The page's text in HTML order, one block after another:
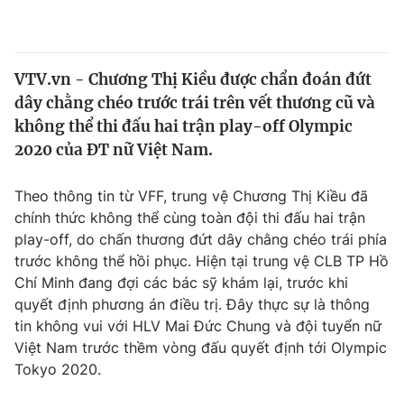
Thế giới
Tin tức
Thế giới đó đây
Câu chuyện quốc tế
Kinh tế
Thị trường
Góc doanh nghiệp
Truyền hình
Phim VTV
Hậu trường
Nhân vật
Khán giả
Giải trí
Điện ảnh
Âm nhạc
Đời sống
Du lịch
VTV.vn - Chương Thị Kiều được chẩn đoán đứt
dây chằng chéo trước trái trên vết thương cũ và
không thể thi đấu hai trận play-off Olympic
2020 của ĐT nữ Việt Nam.
Theo thông tin từ VFF, trung vệ Chương Thị Kiều đã
chính thức không thể cùng toàn đội thi đấu hai trận
play-off, do chấn thương đứt dây chằng chéo trái phía
trước không thể hồi phục. Hiện tại trung vệ CLB TP Hồ
Chí Minh đang đợi các bác sỹ khám lại, trước khi
quyết định phương án điều trị. Đây thực sự là thông
tin không vui với HLV Mai Đức Chung và đội tuyển nữ
Việt Nam trước thềm vòng đấu quyết định tới Olympic
Tokyo 2020.